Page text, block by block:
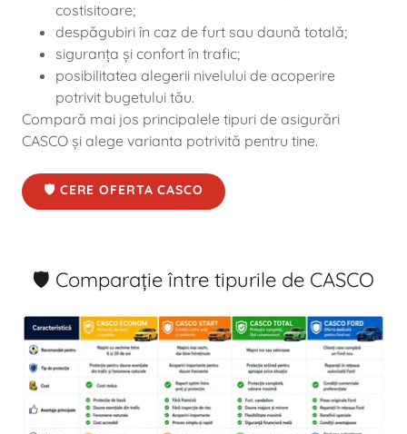
costisitoare;
despăgubiri în caz de furt sau daună totală;
siguranța și confort în trafic;
posibilitatea alegerii nivelului de acoperire
potrivit bugetului tău.
Compară mai jos principalele tipuri de asigurări
CASCO și alege varianta potrivită pentru tine.
🛡️ CERE OFERTA CASCO
🛡️ Comparație între tipurile de CASCO